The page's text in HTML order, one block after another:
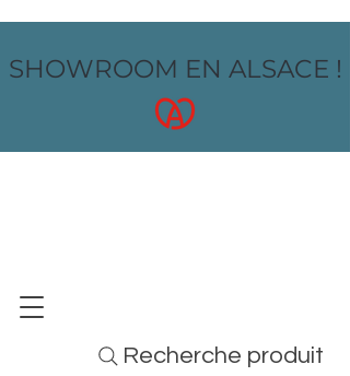
SHOWROOM EN ALSACE !
Recherche produit